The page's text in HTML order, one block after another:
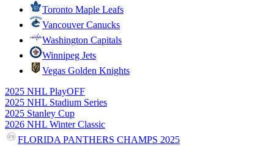
Toronto Maple Leafs
Vancouver Canucks
Washington Capitals
Winnipeg Jets
Vegas Golden Knights
2025 NHL PlayOFF
2025 NHL Stadium Series
2025 Stanley Cup
2026 NHL Winter Classic
FLORIDA PANTHERS CHAMPS 2025